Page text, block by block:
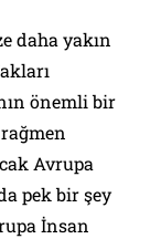
daha yakın
önemli bir
Avrupa
pek bir şey
İnsan